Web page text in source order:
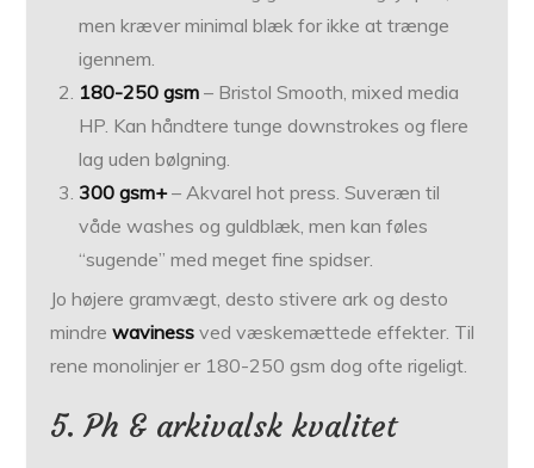
men kræver minimal blæk for ikke at trænge
igennem.
180-250 gsm – Bristol Smooth, mixed media
HP. Kan håndtere tunge downstrokes og flere
lag uden bølgning.
300 gsm+– Akvarel hot press. Suveræn til
våde washes og guldblæk, men kan føles
“sugende” med meget fine spidser.
Jo højere gramvægt, desto stivere ark og desto
mindrewaviness ved væskemættede effekter. Til
rene monolinjer er 180-250 gsm dog ofte rigeligt.
5. Ph & arkivalsk kvalitet